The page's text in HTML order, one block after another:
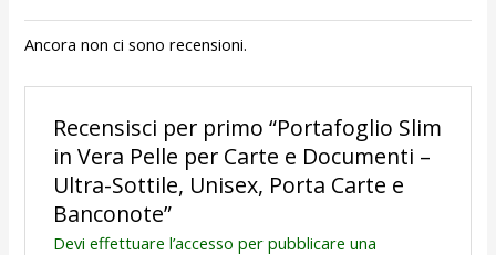
Ancora non ci sono recensioni.
Recensisci per primo “Portafoglio Slim
in Vera Pelle per Carte e Documenti –
Ultra-Sottile, Unisex, Porta Carte e
Banconote”
Devi effettuare l’accesso per pubblicare una